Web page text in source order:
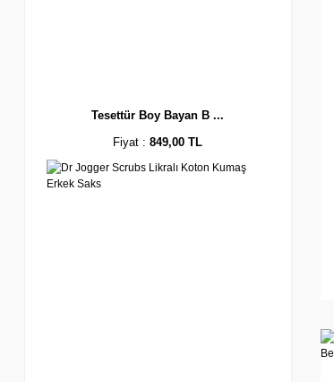
Tesettür Boy Bayan B ...
Fiyat :849,00 TL